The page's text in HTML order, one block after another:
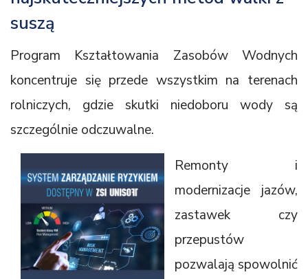
suszą
Program Kształtowania Zasobów Wodnych
koncentruje się przede wszystkim na terenach
rolniczych, gdzie skutki niedoboru wody są
szczególnie odczuwalne.
Remonty i
modernizacje jazów,
zastawek czy
przepustów
pozwalają spowolnić